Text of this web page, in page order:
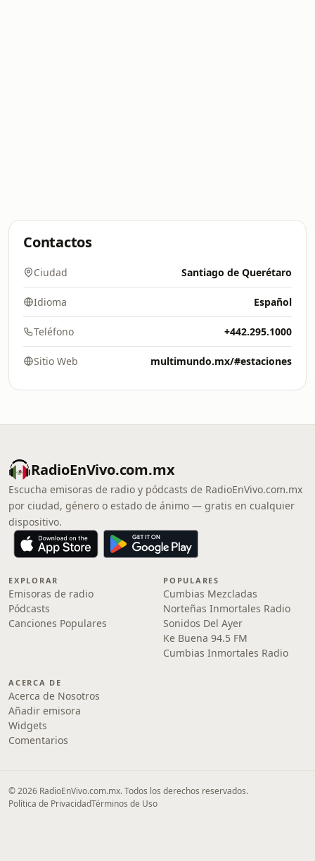
Contactos
Ciudad Santiago de Querétaro
Idioma Español
Teléfono +442.295.1000
Sitio Web multimundo.mx/#estaciones
RadioEnVivo.com.mx
Escucha emisoras de radio y pódcasts de RadioEnVivo.com.mx
por ciudad, género o estado de ánimo — gratis en cualquier
dispositivo.
EXPLORAR
Emisoras de radio
Pódcasts
Canciones Populares
POPULARES
Cumbias Mezcladas
Norteñas Inmortales Radio
Sonidos Del Ayer
Ke Buena 94.5 FM
Cumbias Inmortales Radio
ACERCA DE
Acerca de Nosotros
Añadir emisora
Widgets
Comentarios
© 2026 RadioEnVivo.com.mx. Todos los derechos reservados.
Política de PrivacidadTérminos de Uso